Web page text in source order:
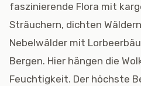
faszinierende Flora mit
Sträuchern, dichten
Nebelwälder mit
Bergen. Hier hängen die
Feuchtigkeit. Der höchste